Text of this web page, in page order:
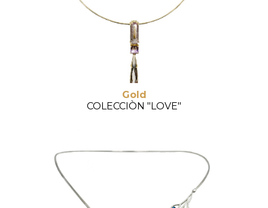
Gold
COLECCIÒN "LOVE"